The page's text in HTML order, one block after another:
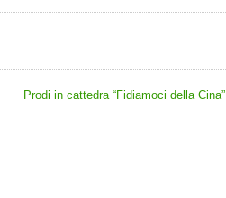
Prodi in cattedra “Fidiamoci della Cina”